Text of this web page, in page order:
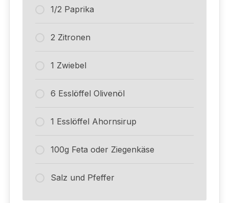
1/2 Paprika
2 Zitronen
1 Zwiebel
6 Esslöffel Olivenöl
1 Esslöffel Ahornsirup
100g Feta oder Ziegenkäse
Salz und Pfeffer